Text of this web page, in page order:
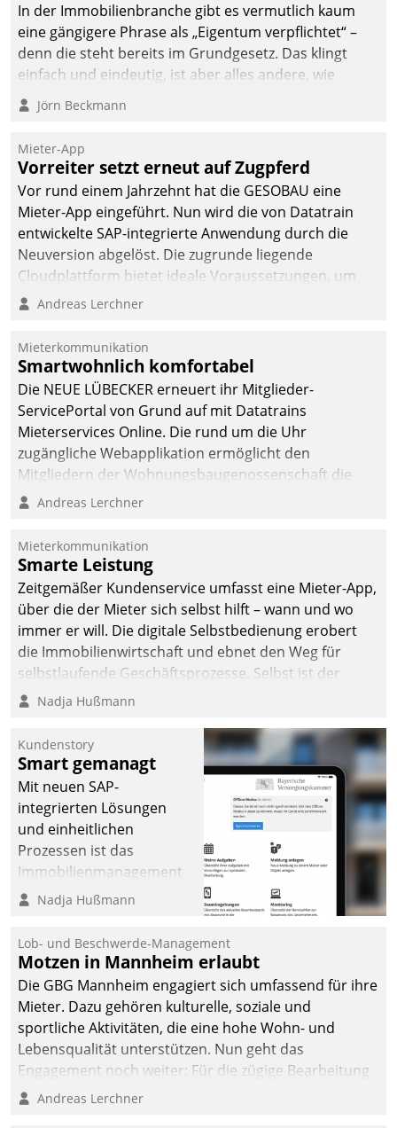
In der Immobilienbranche gibt es vermutlich kaum
eine gängigere Phrase als „Eigentum verpflichtet“ –
denn die steht bereits im Grundgesetz. Das klingt
einfach und eindeutig, ist aber alles andere, wie
Branchenbeschäftigte wissen. Denn mit der
Verantwortung folgen Verpflichtungen.
Jörn Beckmann
Mieter-App
Vorreiter setzt erneut auf Zugpferd
Vor rund einem Jahrzehnt hat die GESOBAU eine
Mieter-App eingeführt. Nun wird die von Datatrain
entwickelte SAP-integrierte Anwendung durch die
Neuversion abgelöst. Die zugrunde liegende
Cloudplattform bietet ideale Voraussetzungen, um
die Funktionalität der App zu erweitern und weitere
integrieren.
Andreas Lerchner
Mieterkommunikation
Smartwohnlich komfortabel
Die NEUE LÜBECKER erneuert ihr Mitglieder-
ServicePortal von Grund auf mit Datatrains
Mieterservices Online. Die rund um die Uhr
zugängliche Webapplikation ermöglicht den
Mitgliedern der Wohnungs­bau­genossenschaft die
Kontaktaufnahme per Smartphone, Tablet oder PC.
Andreas Lerchner
Mieterkommunikation
Smarte Leistung
Zeitgemäßer Kundenservice umfasst eine Mieter-App,
über die der Mieter sich selbst hilft – wann und wo
immer er will. Die digitale Selbstbedienung erobert
die Immobilienwirtschaft und ebnet den Weg für
selbstlaufende Geschäftsprozesse. Selbst ist der
Kunde und smart der Serviceanbieter.
Nadja Hußmann
Kundenstory
Smart gemanagt
Mit neuen SAP-
integrierten Lösungen
und einheitlichen
Prozessen ist das
Immobilienmanagement
der Bayerischen
Ressort Kapitalanlage für
künftige Aufgaben und
Herausforderungen
gerüstet.
Nadja Hußmann
Lob- und Beschwerde-Management
Motzen in Mannheim erlaubt
Die GBG Mannheim engagiert sich umfassend für ihre
Mieter. Dazu gehören kulturelle, soziale und
sportliche Aktivitäten, die eine hohe Wohn- und
Lebensqualität unterstützen. Nun geht das
Engagement noch weiter: Für die zügige Bearbeitung
von Beschwerden – oder Lob – richtet das
Andreas Lerchner